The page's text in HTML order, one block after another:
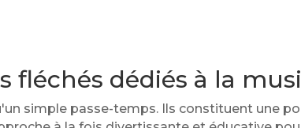
fléchés dédiés à la
simple passe-temps. Ils constituent une